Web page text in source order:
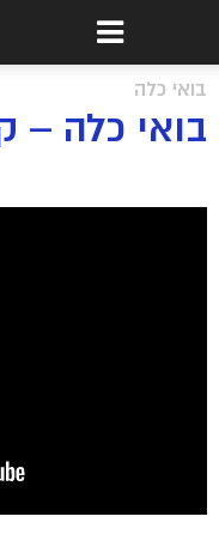
בואי כלה
בואי כלה –